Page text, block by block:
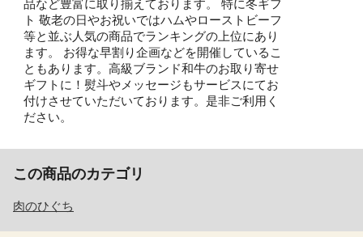
品など豊富に取り揃えております。 特に冬ギフ
ト 敬老の日やお祝いではハムやローストビーフ
等と並ぶ人気の商品でランキングの上位にあり
ます。 お得な早割り企画などを開催しているこ
ともあります。高級ブランド和牛のお取り寄せ
ギフトに！熨斗やメッセージもサービスにてお
付けさせていただいております。是非ご利用く
ださい。
この商品のカテゴリ
肉のひぐち